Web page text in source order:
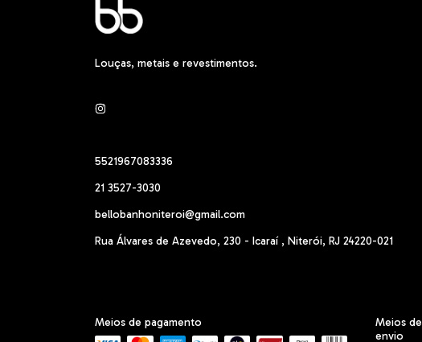
Louças, metais e revestimentos.
5521967083336
21 3527-3030
bellobanhoniteroi@gmail.com
Rua Álvares de Azevedo, 230 - Icaraí , Niterói, RJ 24220-021
Meios de pagamento
Meios de
envio